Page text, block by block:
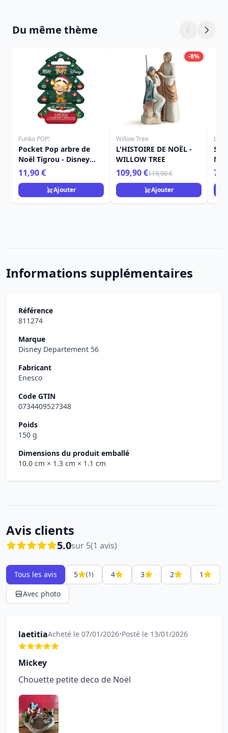
Du même thème
Funko POP!
Pocket Pop arbre de
Noël Tigrou - Disney
Winnie L'ourson
11,90 €
Ajouter
-8%
Willow Tree
L'HISTOIRE DE NOËL -
WILLOW TREE
109,90 €119,90 €
Ajouter
Informations supplémentaires
Référence
811274
Marque
Disney Departement 56
Fabricant
Enesco
Code GTIN
0734409527348
Poids
150 g
Dimensions du produit emballé
10.0 cm × 1.3 cm × 1.1 cm
Avis clients
5.0sur 5(1 avis)
Tous les avis 5 (1) 4 3 2
1
Avec photo
laetitiaAcheté le 07/01/2026•Posté le 13/01/2026
Mickey
Chouette petite deco de Noël